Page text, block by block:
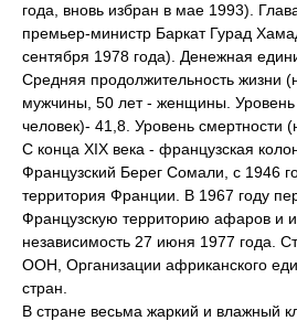
года, вновь избран в мае 1993).
премьер-министр Баркат Гурад
сентября 1978 года). Денежная
Средняя продолжительность жизни
мужчины, 50 лет - женщины.
человек)- 41,8. Уровень смертности
С конца XIX века - французская
Французский Берег Сомали, с 1946
территория Франции. В 1967 году
Французскую территорию афаров и
независимость 27 июня 1977 года.
ООН, Организации африканского
стран.
В стране весьма жаркий и влажный